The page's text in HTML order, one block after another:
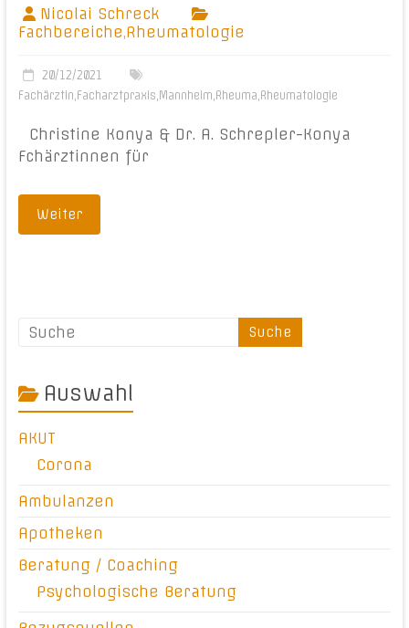
Nicolai Schreck
Fachbereiche,Rheumatologie
20/12/2021
Fachärztin,Facharztpraxis, Mannheim,Rheuma,Rheumatologie
Christine Konya & Dr. A. Schrepler-Konya
Fchärztinnen für
Weiter
Auswahl
AKUT
Corona
Ambulanzen
Apotheken
Beratung / Coaching
Psychologische Beratung